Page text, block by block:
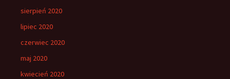
sierpień 2020
lipiec 2020
czerwiec 2020
maj 2020
kwiecień 2020